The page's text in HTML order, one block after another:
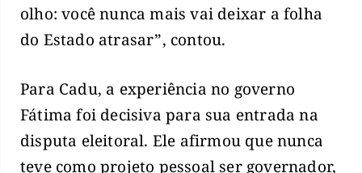
olho: você nunca mais vai deixar a folha
do Estado atrasar”, contou.
Para Cadu, a experiência no governo
Fátima foi decisiva para sua entrada na
disputa eleitoral. Ele afirmou que nunca
teve como projeto pessoal ser governador,